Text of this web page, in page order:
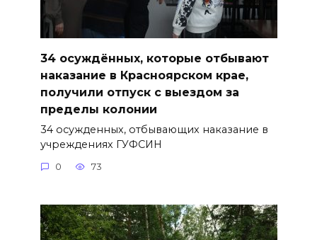
34 осуждённых, которые отбывают
наказание в Красноярском крае,
получили отпуск с выездом за
пределы колонии
34 осужденных, отбывающих наказание в
учреждениях ГУФСИН
0 73